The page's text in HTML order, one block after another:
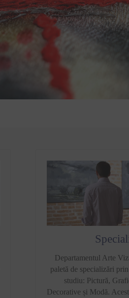
Departamentul Arte
paletă de specializări
studiu: Pictură,
Decorative și Modă.